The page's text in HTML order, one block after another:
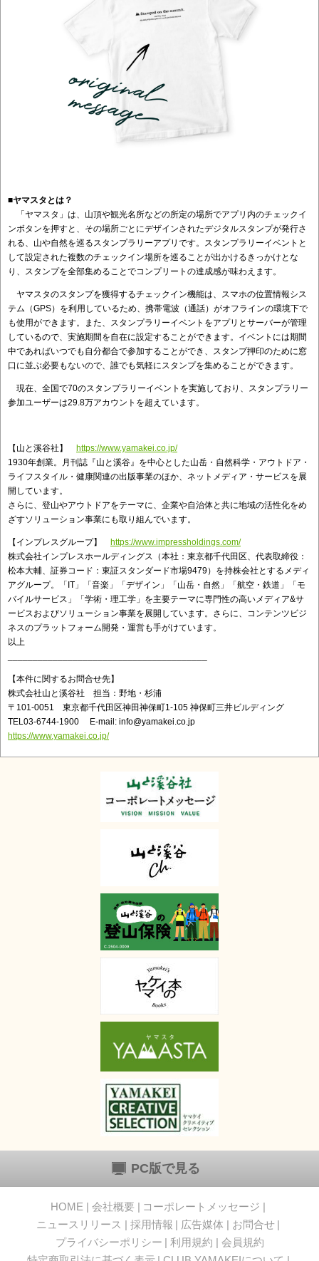
■ヤマスタとは？
「ヤマスタ」は、山頂や観光名所などの所定の場所でアプリ内のチェックイ
ンボタンを押すと、その場所ごとにデザインされたデジタルスタンプが発行さ
れる、山や自然を巡るスタンプラリーアプリです。スタンプラリーイベントと
して設定された複数のチェックイン場所を巡ることが出かけるきっかけとな
り、スタンプを全部集めることでコンプリートの達成感が味わえます。
ヤマスタのスタンプを獲得するチェックイン機能は、スマホの位置情報シス
テム（GPS）を利用しているため、携帯電波（通話）がオフラインの環境下で
も使用ができます。また、スタンプラリーイベントをアプリとサーバーが管理
しているので、実施期間を自在に設定することができます。イベントには期間
中であればいつでも自分都合で参加することができ、スタンプ押印のために窓
口に並ぶ必要もないので、誰でも気軽にスタンプを集めることができます。
現在、全国で70のスタンプラリーイベントを実施しており、スタンプラリー
参加ユーザーは29.8万アカウントを超えています。
【山と溪谷社】 https://www.yamakei.co.jp/
1930年創業。月刊誌『山と溪谷』を中心とした山岳・自然科学・アウトドア・
ライフスタイル・健康関連の出版事業のほか、ネットメディア・サービスを展
開しています。
さらに、登山やアウトドアをテーマに、企業や自治体と共に地域の活性化をめ
ざすソリューション事業にも取り組んでいます。
【インプレスグループ】 https://www.impressholdings.com/
株式会社インプレスホールディングス（本社：東京都千代田区、代表取締役：
松本大輔、証券コード：東証スタンダード市場9479）を持株会社とするメディ
アグループ。「IT」「音楽」「デザイン」「山岳・自然」「航空・鉄道」「モ
バイルサービス」「学術・理工学」を主要テーマに専門性の高いメディア&サ
ービスおよびソリューション事業を展開しています。さらに、コンテンツビジ
ネスのプラットフォーム開発・運営も手がけています。
以上
【本件に関するお問合せ先】
株式会社山と溪谷社 担当：野地・杉浦
〒101-0051 東京都千代田区神田神保町1-105 神保町三井ビルディング
TEL03-6744-1900 E-mail: info@yamakei.co.jp
https://www.yamakei.co.jp/
PC版で見る
HOME 会社概要
コーポレートメッセージ
ニュースリリース
採用情報 広告媒体
お問合せ
プライバシーポリシー
利用規約
会員規約